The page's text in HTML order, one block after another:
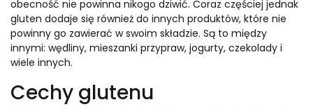
obecność nie powinna nikogo dziwić. Coraz częściej jednak
gluten dodaje się również do innych produktów, które nie
powinny go zawierać w swoim składzie. Są to między
innymi: wędliny, mieszanki przypraw, jogurty, czekolady i
wiele innych.
Cechy glutenu